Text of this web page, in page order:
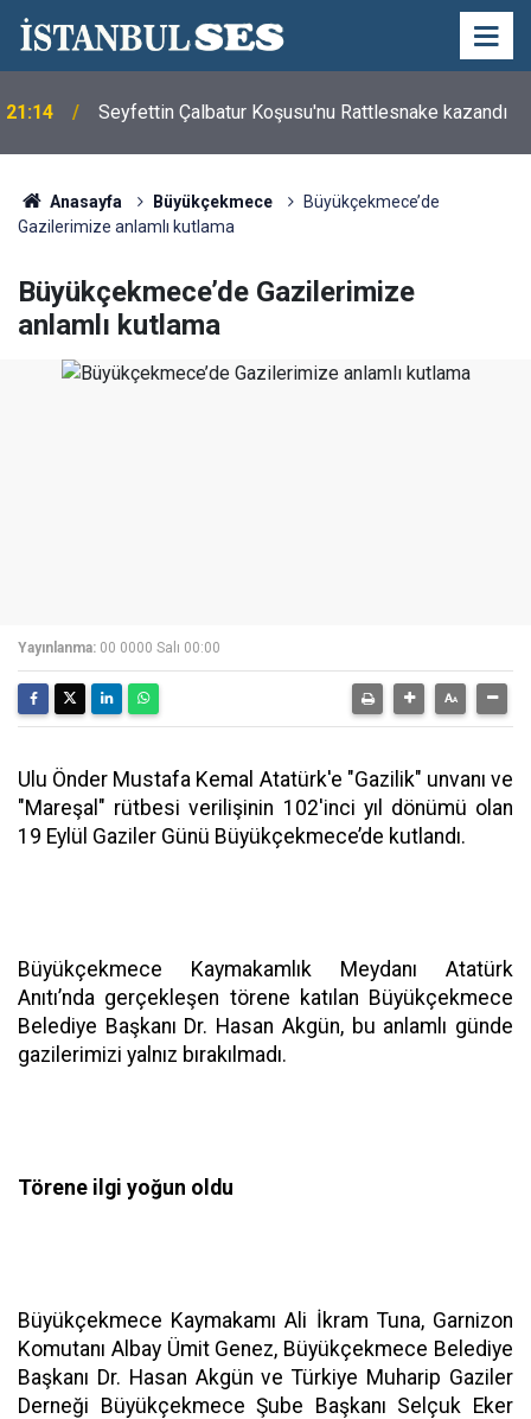
21:14 Seyfettin Çalbatur Koşusu'nu Rattlesnake kazandı
Anasayfa Büyükçekmece
Büyükçekmece’de
Gazilerimize anlamlı kutlama
Büyükçekmece’de Gazilerimize
anlamlı kutlama
Yayınlanma: 00 0000 Salı 00:00
Ulu Önder Mustafa Kemal Atatürk'e "Gazilik" unvanı ve
"Mareşal" rütbesi verilişinin 102'inci yıl dönümü olan
19 Eylül Gaziler Günü Büyükçekmece’de kutlandı.
Büyükçekmece Kaymakamlık Meydanı Atatürk
Anıtı’nda gerçekleşen törene katılan Büyükçekmece
Belediye Başkanı Dr. Hasan Akgün, bu anlamlı günde
gazilerimizi yalnız bırakılmadı.
Törene ilgi yoğun oldu
Büyükçekmece Kaymakamı Ali İkram Tuna, Garnizon
Komutanı Albay Ümit Genez, Büyükçekmece Belediye
Başkanı Dr. Hasan Akgün ve Türkiye Muharip Gaziler
Derneği Büyükçekmece Şube Başkanı Selçuk Eker